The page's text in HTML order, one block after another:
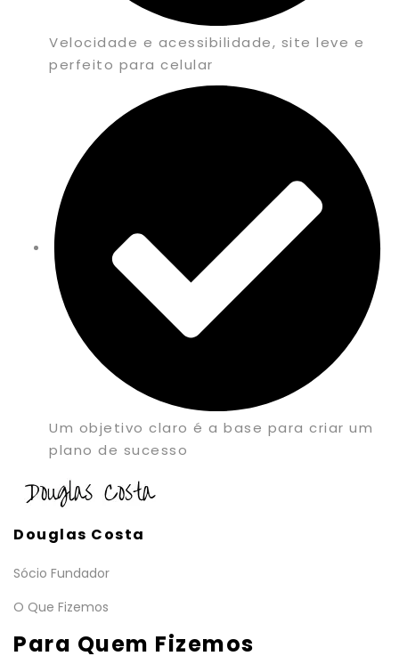
Velocidade e acessibilidade, site leve e
perfeito para celular
Um objetivo claro é a base para criar um
plano de sucesso
Douglas Costa
Sócio Fundador
O Que Fizemos
Para Quem Fizemos